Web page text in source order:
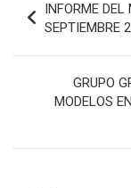
de
entradas
INFORME
SEPTIEMBRE
GRUPO
MODELOS